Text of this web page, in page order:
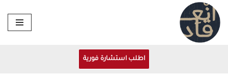
تخطى
إلى
اطلب استشارة فورية